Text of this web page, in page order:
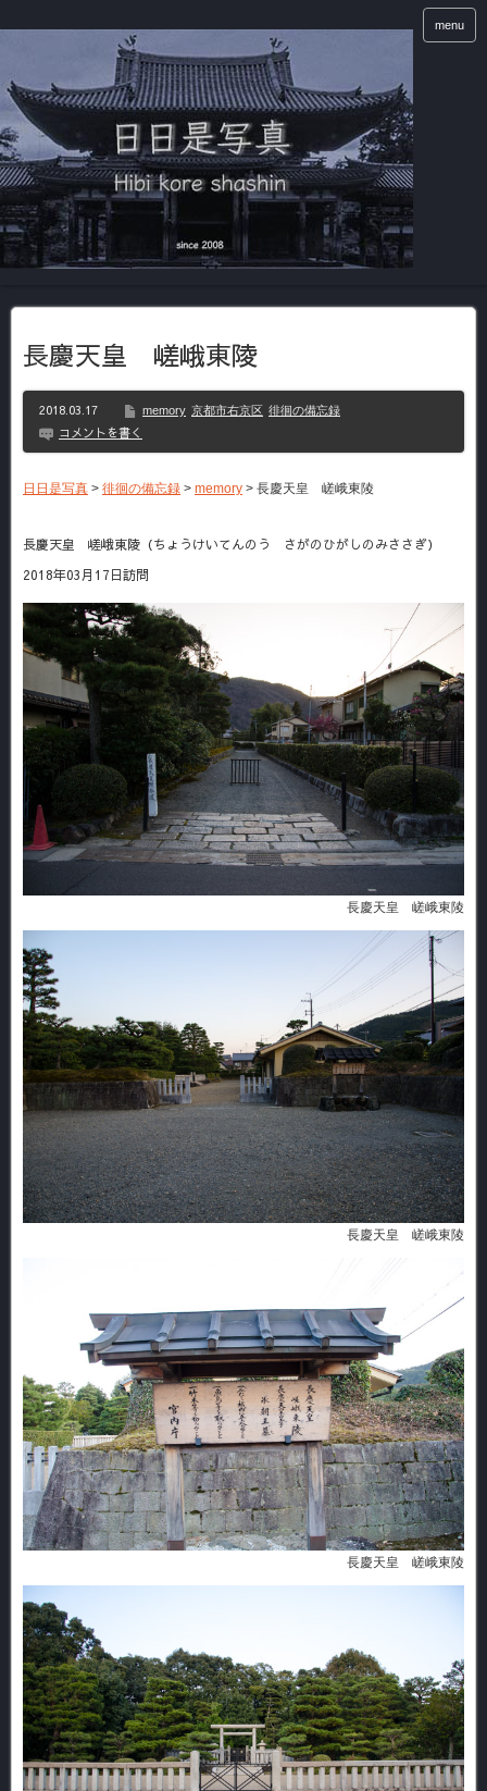
menu
長慶天皇 嵯峨東陵
2018.03.17 memory 京都市右京区 徘徊の備忘録
コメントを書く
日日是写真 > 徘徊の備忘録 > memory > 長慶天皇 嵯峨東陵
長慶天皇 嵯峨東陵（ちょうけいてんのう さがのひがしのみささぎ）
2018年03月17日訪問
長慶天皇 嵯峨東陵
長慶天皇 嵯峨東陵
長慶天皇 嵯峨東陵